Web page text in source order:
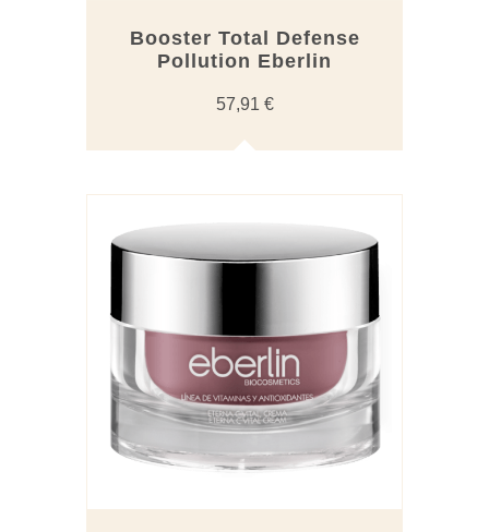
Booster Total Defense
Pollution Eberlin
57,91 €